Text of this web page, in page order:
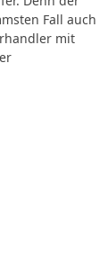
Fall auch
mit